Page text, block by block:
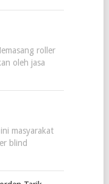
roller
oleh jasa
masyarakat
blind